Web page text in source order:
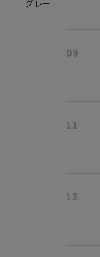
グレー
09
11
13